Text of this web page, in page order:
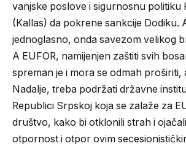
vanjske poslove i sigurnosnu politiku
(Kallas) da pokrene sankcije Dodiku.
jednoglasno, onda savezom velikog
A EUFOR, namijenjen zaštiti svih
spreman je i mora se odmah proširiti,
Nadalje, treba podržati državne
Republici Srpskoj koja se zalaže za
društvo, kako bi otklonili strah i
otpornost i otpor ovim